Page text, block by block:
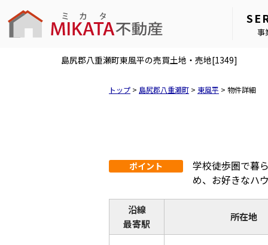
事
島尻郡八重瀬町東風平の売買土地・売地[1349]
トップ > 島尻郡八重瀬町 > 東風平 > 物件詳細
ポイント
学校徒歩圏で暮
め、お好きなハ
沿線
最寄駅
所在地